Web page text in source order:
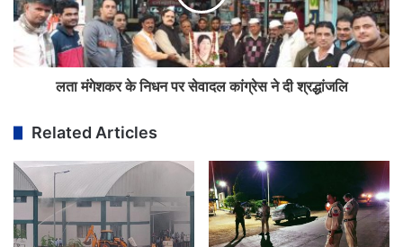
लता मंगेशकर के निधन पर सेवादल कांग्रेस ने दी श्रद्धांजलि
Related Articles